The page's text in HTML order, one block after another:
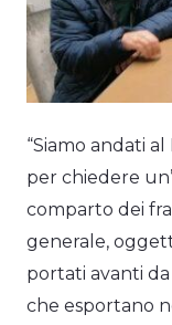
“Siamo andati
per chiedere
comparto dei
generale,
portati avanti
che esportano